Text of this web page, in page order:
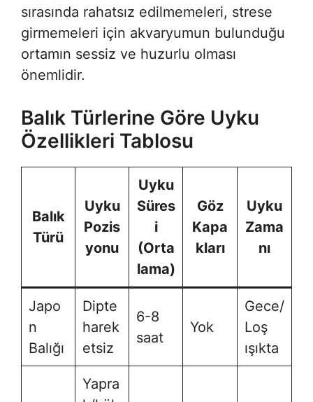
sırasında rahatsız edilmemeleri, strese
girmemeleri için akvaryumun bulunduğu
ortamın sessiz ve huzurlu olması
önemlidir.
Balık Türlerine Göre Uyku
Özellikleri Tablosu
Balık
Türü
Uyku
Pozis
yonu
Uyku
Süres
i
(Orta
lama)
Göz
Kapa
kları
Uyku
Zama
nı
Japo
n
Balığı
Dipte
harek
etsiz
6-8
saat
Yok
Gece/
Loş
ışıkta
Yapra